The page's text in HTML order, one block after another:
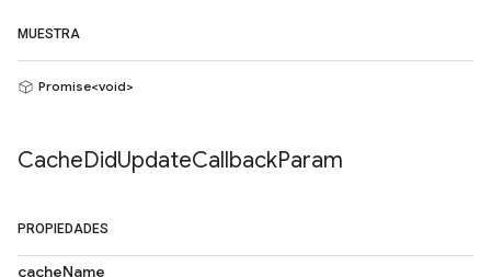
MUESTRA
Promise<void>
CacheDidUpdateCallbackParam
PROPIEDADES
cacheName